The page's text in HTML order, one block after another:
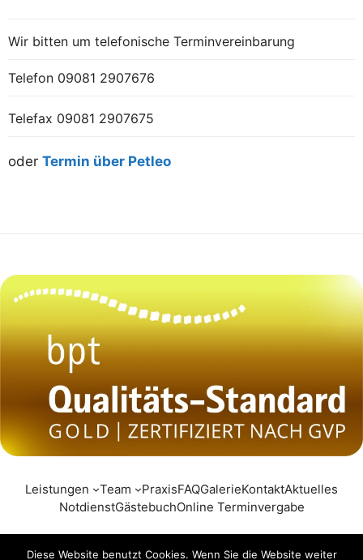
Wir bitten um telefonische Terminvereinbarung
Telefon 09081 2907676
Telefax 09081 2907675
oder Termin über Petleo
Leistungen Team PraxisFAQGalerieKontaktAktuelles
NotdienstGästebuchOnline Terminvergabe
Diese Website benutzt Cookies. Wenn Sie die Website weiter